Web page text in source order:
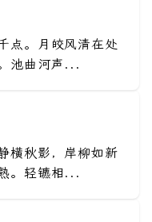
点。月皎风清在处
池曲河声...
横秋影，岸柳如新
。轻镳相...